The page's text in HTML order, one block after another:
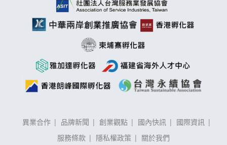
異業合作 品牌新聞 創業觀點 國內快訊
國際資訊
服務條款
隱私權政策
關於我們